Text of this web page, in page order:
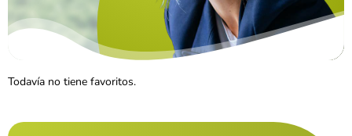
Todavía no tiene favoritos.